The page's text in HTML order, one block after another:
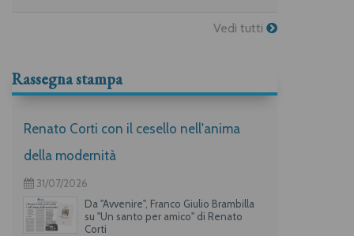
Vedi tutti
Rassegna stampa
Renato Corti con il cesello nell'anima
della modernità
31/07/2026
Da "Avvenire", Franco Giulio Brambilla
su "Un santo per amico" di Renato
Corti